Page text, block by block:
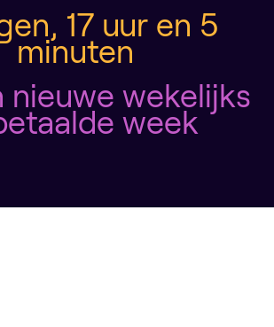
17 uur en 5
minuten
nieuwe wekelijks
week